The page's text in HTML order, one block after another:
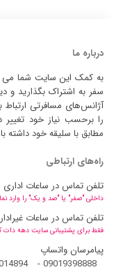
درباره ما
به کمک این سایت شما می
سفر به اشتراک بگذارید و
آژانس‌های مسافرتی ارتباط
را برحسب نیاز خود
مطابق با سلیقه خود داشته
راه‌های ارتباطی
تلفن تماس در ساعات اداری
داخلی "صفر" یا "صد و یک" را وارد
تلفن تماس در ساعات
فقط برای پشتیبانی سایت دهه دات
پیامرسان واتساپ
09019398888
-